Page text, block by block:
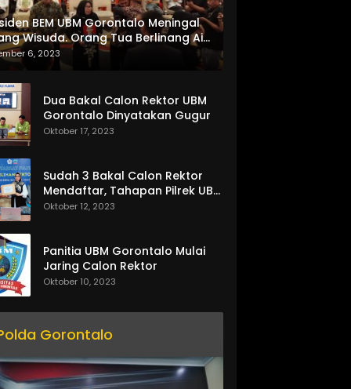
BEM UBM Gorontalo Meningal
Wisuda. Orang Tua Berlinang Air
Menerima SKL dan Pemasangan
6, 2023
Dua Bakal Calon Rektor UBM
Gorontalo Dinyatakan Gugur
Oktober 17, 2023
Sudah 3 Bakal Calon Rektor
Mendaftar, Tahapan Pilrek UBM
Gorontalo Makin Seru
Oktober 12, 2023
Panitia UBM Gorontalo Mulai
Jaring Calon Rektor
Oktober 10, 2023
Gorontalo